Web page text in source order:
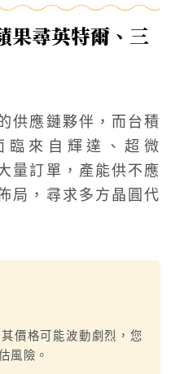
果尋英特爾、三
供應鏈夥伴，而台積
臨來自輝達、超微
量訂單，產能供不應
局，尋求多方晶圓代
價格可能波動劇烈，您
風險。